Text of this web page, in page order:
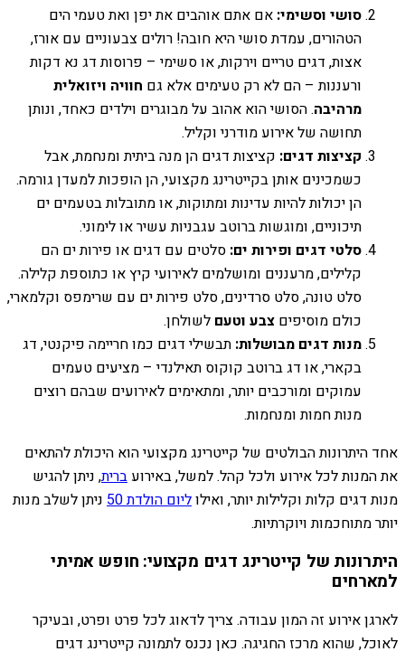
סושי וסשימי: אם אתם אוהבים את יפן ואת טעמי הים
הטהורים, עמדת סושי היא חובה! רולים צבעוניים עם אורז,
אצות, דגים טריים וירקות, או סשימי – פרוסות דג נא דקות
ורעננות – הם לא רק טעימים אלא גם חוויה ויזואלית
מרהיבה. הסושי הוא אהוב על מבוגרים וילדים כאחד, ונותן
תחושה של אירוע מודרני וקליל.
קציצות דגים: קציצות דגים הן מנה ביתית ומנחמת, אבל
כשמכינים אותן בקייטרינג מקצועי, הן הופכות למעדן גורמה.
הן יכולות להיות עדינות ומתוקות, או מתובלות בטעמים ים
תיכוניים, ומוגשות ברוטב עגבניות עשיר או לימוני.
סלטי דגים ופירות ים: סלטים עם דגים או פירות ים הם
קלילים, מרעננים ומושלמים לאירועי קיץ או כתוספת קלילה.
סלט טונה, סלט סרדינים, סלט פירות ים עם שרימפס וקלמארי,
כולם מוסיפים צבע וטעם לשולחן.
מנות דגים מבושלות: תבשילי דגים כמו חריימה פיקנטי, דג
בקארי, או דג ברוטב קוקוס תאילנדי – מציעים טעמים
עמוקים ומורכבים יותר, ומתאימים לאירועים שבהם רוצים
מנות חמות ומנחמות.
אחד היתרונות הבולטים של קייטרינג מקצועי הוא היכולת להתאים
את המנות לכל אירוע ולכל קהל. למשל, באירוע ברית, ניתן להגיש
מנות דגים קלות וקלילות יותר, ואילוליום הולדת 50
ניתן לשלב מנות
יותר מתוחכמות ויוקרתיות.
היתרונות של קייטרינג דגים מקצועי: חופש אמיתי
למארחים
לארגן אירוע זה המון עבודה. צריך לדאוג לכל פרט ופרט, ובעיקר
לאוכל, שהוא מרכז החגיגה. כאן נכנס לתמונה קייטרינג דגים